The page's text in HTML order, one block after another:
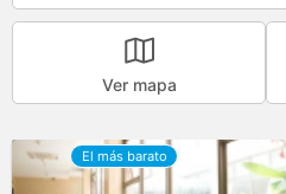
Ver mapa